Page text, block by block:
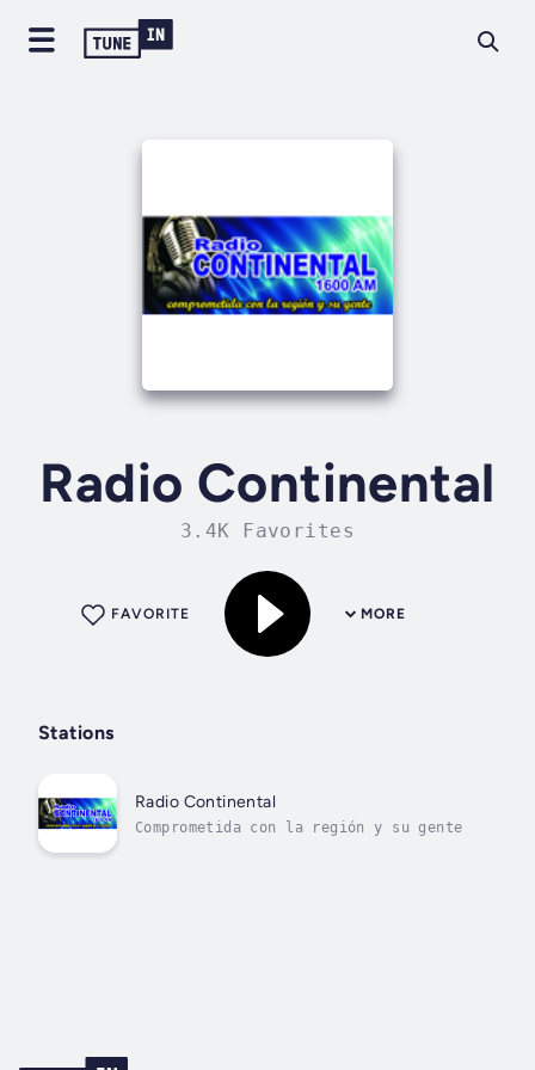
Radio Continental
3.4K Favorites
MORE
FAVORITE
Stations
Radio Continental
Comprometida con la región y su gente